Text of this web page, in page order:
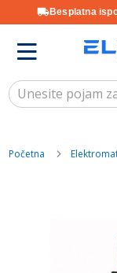
Besplatna
Početna